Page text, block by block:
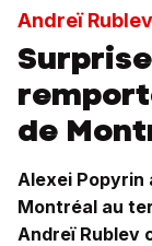
Andreï
de
Alexei Popyrin
Montréal au
Andreï Rublev